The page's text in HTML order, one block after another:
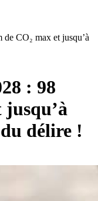
CO₂ max et jusqu’à
: 98
jusqu’à
délire !